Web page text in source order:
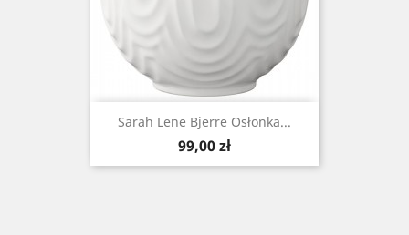
Sarah Lene Bjerre Osłonka...
Cena
99,00 zł